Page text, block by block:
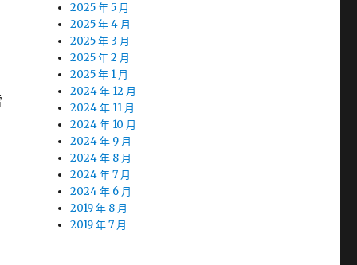
2025 年 5 月
2025 年 4 月
2025 年 3 月
2025 年 2 月
2025 年 1 月
2024 年 12 月
2024 年 11 月
2024 年 10 月
2024 年 9 月
2024 年 8 月
2024 年 7 月
2024 年 6 月
2019 年 8 月
2019 年 7 月